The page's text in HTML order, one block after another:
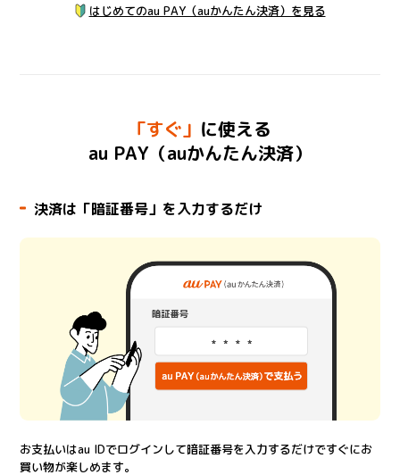
はじめてのau PAY（auかんたん決済）を見る
「すぐ」 に使える
au PAY（auかんたん決済）
決済は「暗証番号」を入力するだけ
お支払いはau IDでログインして暗証番号を入力するだけですぐにお
買い物が楽しめます。